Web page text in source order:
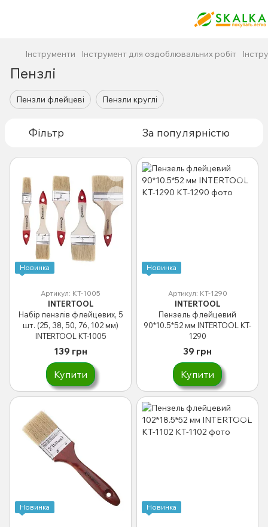
Інструменти Інструмент для оздоблювальних робіт
Пензлі
Пензли флейцеві Пензли круглі
Фільтр За популярністю
Новинка
Артикул: KT-1005
INTERTOOL
Набір пензлів флейцевих, 5
шт. (25, 38, 50, 76, 102 мм)
INTERTOOL KT-1005
139 грн
Купити
Новинка
Артикул: KT-1290
INTERTOOL
Пензель флейцевий
90*10.5*52 мм INTERTOOL KT-
1290
39 грн
Купити
Новинка Новинка